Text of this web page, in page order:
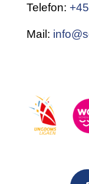
Telefon:
Mail: